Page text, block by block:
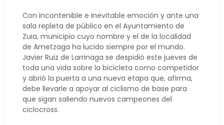
Con incontenible e inevitable emoción y ante una
sala repleta de público en el Ayuntamiento de
Zuia, municipio cuyo nombre y el de la localidad
de Ametzaga ha lucido siempre por el mundo.
Javier Ruiz de Larrinaga se despidió este jueves de
toda una vida sobre la bicicleta como competidor
y abrió la puerta a una nueva etapa que, afirma,
debe llevarle a apoyar al ciclismo de base para
que sigan saliendo nuevos campeones del
ciclocross.